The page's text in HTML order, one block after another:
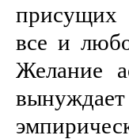
присущих
все и
Желание